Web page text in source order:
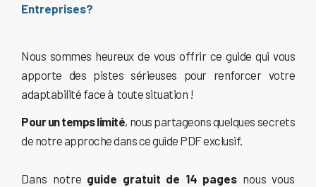
Entreprises?
Nous sommes heureux de vous offrir ce guide qui vous
apporte des pistes sérieuses pour renforcer votre
adaptabilité face à toute situation !
Pour un temps limité, nous partageons quelques secrets
de notre approche dans ce guide PDF exclusif.
Dans notre guide gratuit de 14 pages nous vous